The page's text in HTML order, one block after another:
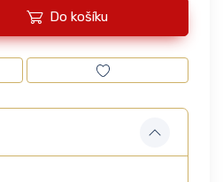
Do košíku